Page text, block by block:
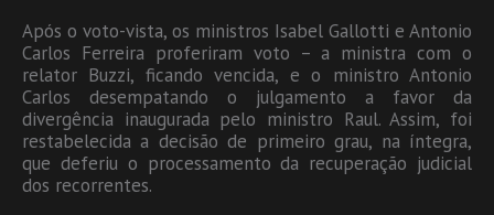
Após o voto-vista, os ministros Isabel Gallotti e Antonio
Carlos Ferreira proferiram voto – a ministra com o
relator Buzzi, ficando vencida, e o ministro Antonio
Carlos desempatando o julgamento a favor da
divergência inaugurada pelo ministro Raul. Assim, foi
restabelecida a decisão de primeiro grau, na íntegra,
que deferiu o processamento da recuperação judicial
dos recorrentes.